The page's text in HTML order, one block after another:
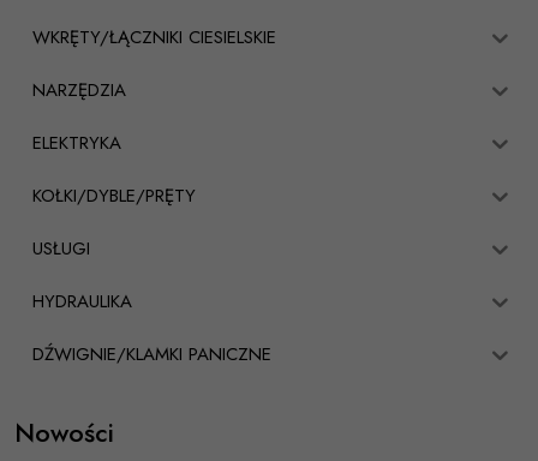
WKRĘTY/ŁĄCZNIKI CIESIELSKIE
NARZĘDZIA
ELEKTRYKA
KOŁKI/DYBLE/PRĘTY
USŁUGI
HYDRAULIKA
DŹWIGNIE/KLAMKI PANICZNE
Nowości